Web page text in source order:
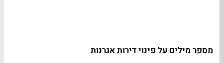
מספר מילים על פינוי דירות אגרנות